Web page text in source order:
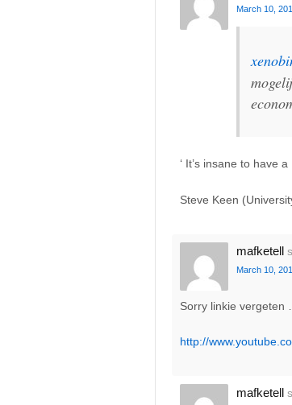
March 10,
‘ It’s insane to have
Steve Keen
mafketell
March 10,
Sorry linkie vergeten
http://
mafketell